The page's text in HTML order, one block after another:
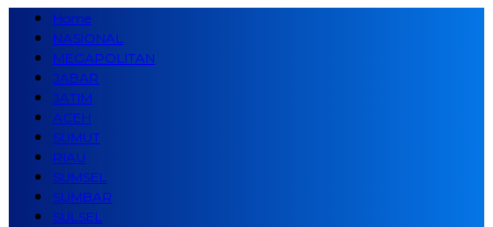
Home
NASIONAL
MEGAPOLITAN
JABAR
JATIM
ACEH
SUMUT
RIAU
SUMSEL
SUMBAR
SULSEL